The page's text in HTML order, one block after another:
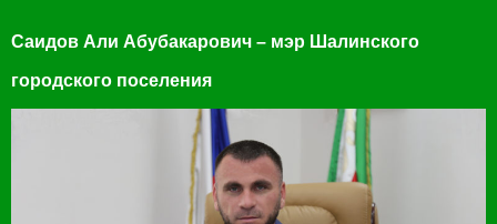
Саидов Али Абубакарович – мэр Шалинского
городского поселения